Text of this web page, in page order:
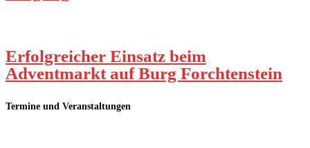
Erfolgreicher Einsatz beim
Adventmarkt auf Burg Forchtenstein
Termine und Veranstaltungen